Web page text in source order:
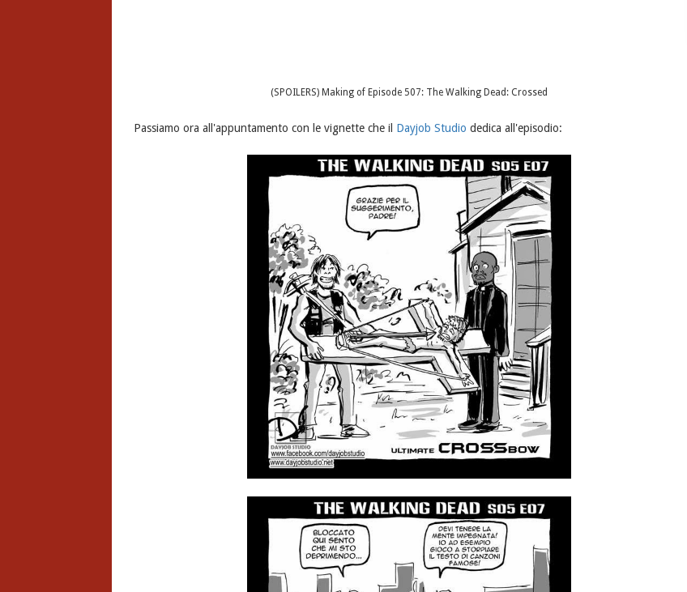
(SPOILERS) Making of Episode 507: The Walking Dead: Crossed
Passiamo ora all'appuntamento con le vignette che il Dayjob Studio dedica all'episodio: